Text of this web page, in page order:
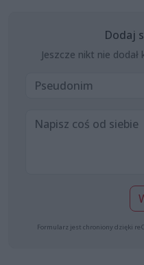
Dodaj
Jeszcze nikt nie
Formularz jest chroniony dzięki